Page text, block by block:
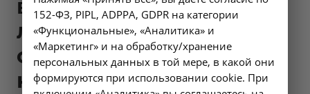
введения
лекарственных
средств (поставка
капельницы) при
152-ФЗ, PIPL, ADPPA, GDPR на категории
«Функциональные», «Аналитика» и
«Маркетинг» и на обработку/хранение
персональных данных в той мере, в какой они
формируются при использовании cookie. При